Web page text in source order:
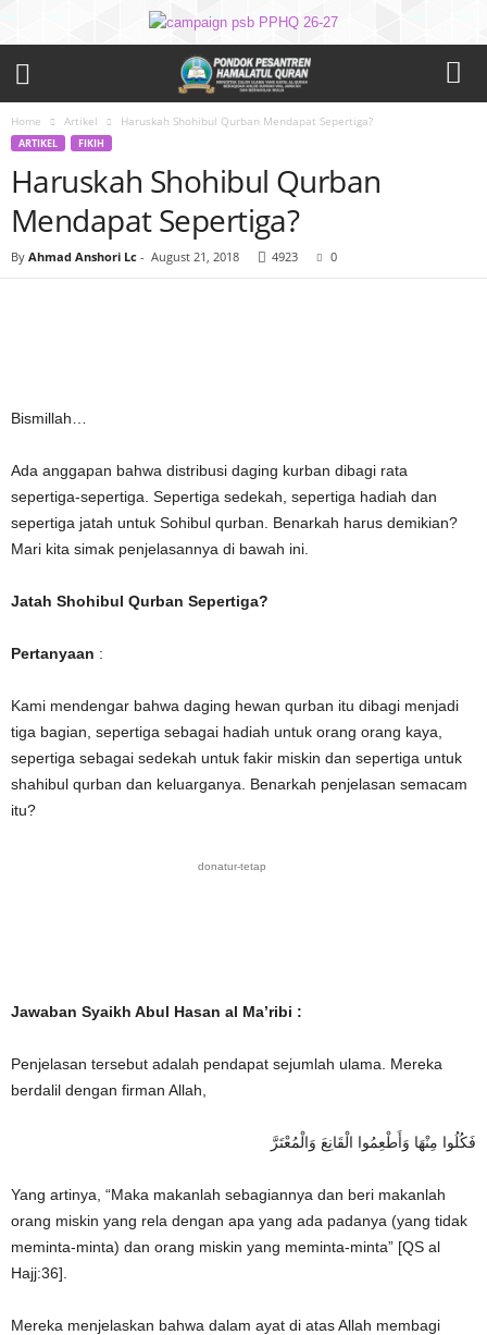
Home Artikel Haruskah Shohibul Qurban Mendapat Sepertiga?
ARTIKEL FIKIH
Haruskah Shohibul Qurban
Mendapat Sepertiga?
By Ahmad Anshori Lc - August 21, 2018 4923 0
Bismillah…
Ada anggapan bahwa distribusi daging kurban dibagi rata
sepertiga-sepertiga. Sepertiga sedekah, sepertiga hadiah dan
sepertiga jatah untuk Sohibul qurban. Benarkah harus demikian?
Mari kita simak penjelasannya di bawah ini.
Jatah Shohibul Qurban Sepertiga?
Pertanyaan :
Kami mendengar bahwa daging hewan qurban itu dibagi menjadi
tiga bagian, sepertiga sebagai hadiah untuk orang orang kaya,
sepertiga sebagai sedekah untuk fakir miskin dan sepertiga untuk
shahibul qurban dan keluarganya. Benarkah penjelasan semacam
itu?
donatur-tetap
Jawaban Syaikh Abul Hasan al Ma’ribi :
Penjelasan tersebut adalah pendapat sejumlah ulama. Mereka
berdalil dengan firman Allah,
فَكُلُوا مِنْهَا وَأَطْعِمُوا الْقَانِعَ وَالْمُعْتَرَّ
Yang artinya, “Maka makanlah sebagiannya dan beri makanlah
orang miskin yang rela dengan apa yang ada padanya (yang tidak
meminta-minta) dan orang miskin yang meminta-minta” [QS al
Hajj:36].
Mereka menjelaskan bahwa dalam ayat di atas Allah membagi